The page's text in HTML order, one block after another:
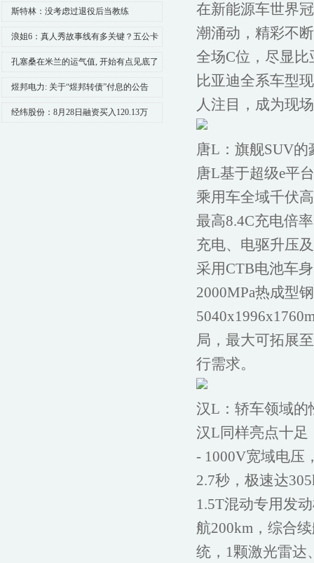
斯特林：没考虑过退役后当教练
浪姐6：真人秀故事线有多关键？五公卡
琳娜给你答案_蒋一侨_吴宣_假发
孔塞桑在米兰的运气值, 开始有点见底了
煜邦电力: 关于“煜邦转债”付息的公告
经纬股份：8月28日融资买入120.13万
在新能源车世界
潮涌动，精彩不
全场C位，尽显
比亚迪全系车型
人注目，成为现
唐L：旗舰SUV的
唐L基于超级e平
乘用车全域千伏
最高8.4C充电倍
充电、电驱升压
采用CTB电池车
2000MPa热成型
局，最大可拓展
行需求。
汉L：轿车领域的
汉L同样亮点十足
- 1000V宽域电压
2.7秒，极速达
1.5T混动专用发
航200km，综合
统，1颗激光雷达